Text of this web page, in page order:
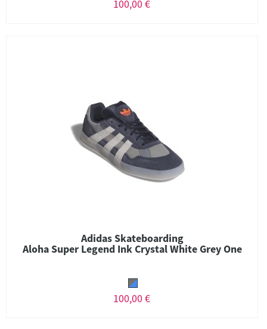
100,00 €
Adidas Skateboarding
Aloha Super Legend Ink Crystal White Grey One
100,00 €